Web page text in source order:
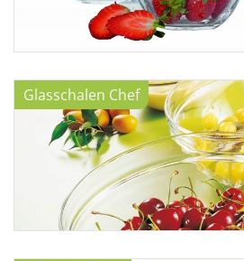
Glasschalen Chef